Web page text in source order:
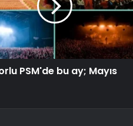
PSM'de bu ay; Mayıs